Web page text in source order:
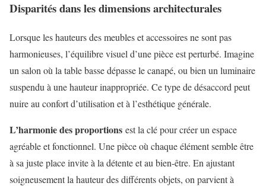
Disparités dans les dimensions architecturales
Lorsque les hauteurs des meubles et accessoires ne sont pas
harmonieuses, l’équilibre visuel d’une pièce est perturbé. Imagine
un salon où la table basse dépasse le canapé, ou bien un luminaire
suspendu à une hauteur inappropriée. Ce type de désaccord peut
nuire au confort d’utilisation et à l’esthétique générale.
L’harmonie des proportions est la clé pour créer un espace
agréable et fonctionnel. Une pièce où chaque élément semble être
à sa juste place invite à la détente et au bien-être. En ajustant
soigneusement la hauteur des différents objets, on parvient à